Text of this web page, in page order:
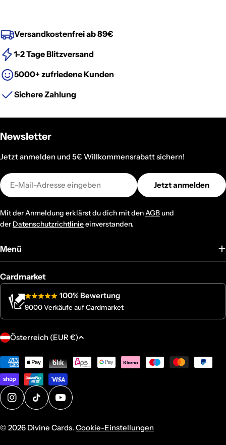
Versandkostenfrei ab 89€
1-2 Tage Blitzversand
5000+ zufriedene Kunden
Sichere Zahlung
Newsletter
Jetzt anmelden und 5€ Willkommensrabatt sichern!
E-
Mail
Jetzt anmelden
Mit der Anmeldung erklärst du dich mit denAGB und
der Datenschutzrichtlinieeinverstanden.
Menü
Cardmarket
100% Bewertung
9000 Verkäufe auf Cardmarket
L
n
d
/
R
g
Österreich (EUR €)
Zahlungsmethoden
InstagramTikTokYouTube
© 2026 Divine Cards. Cookie-Einstellungen